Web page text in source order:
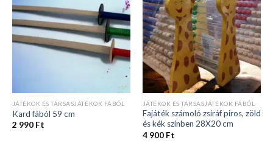
Kard fából 59 cm
2 990Ft
Fajáték számoló zsiráf piros, zöld
és kék színben 28X20 cm
4 900 Ft